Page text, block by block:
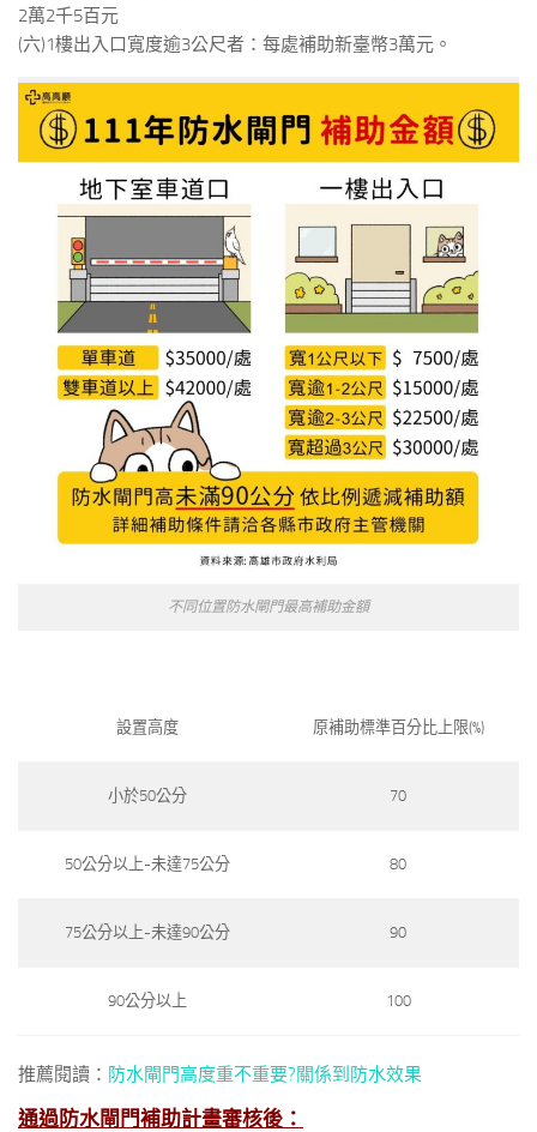
2萬2千5百元
(六)1樓出入口寬度逾3公尺者：每處補助新臺幣3萬元。
不同位置防水閘門最高補助金額
設置高度 原補助標準百分比上限(%)
小於50公分 70
50公分以上-未達75公分 80
75公分以上-未達90公分 90
90公分以上 100
推薦閱讀： 防水閘門高度重不重要?關係到防水效果
通過 防水閘門補助計畫審核後：